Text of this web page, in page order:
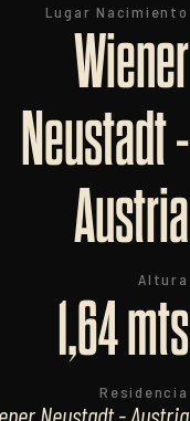
Lugar Nacimiento
Wiener
Neustadt -
Austria
Altura
1,64 mts
Residencia